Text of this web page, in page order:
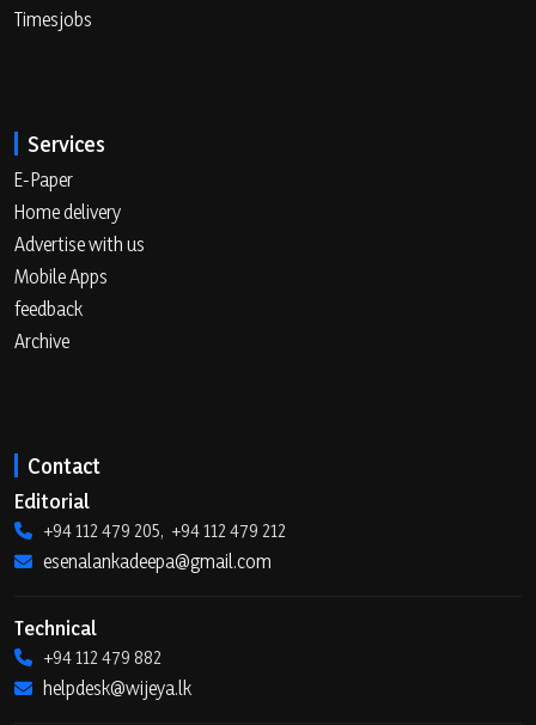
Timesjobs
Services
E-Paper
Home delivery
Advertise with us
Mobile Apps
feedback
Archive
Contact
Editorial
+94 112 479 205, +94 112 479 212
esenalankadeepa@gmail.com
Technical
+94 112 479 882
helpdesk@wijeya.lk